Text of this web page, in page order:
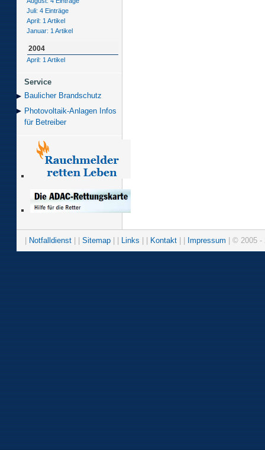
Juli: 4 Einträge
April: 1 Artikel
Januar: 1 Artikel
2004
April: 1 Artikel
Service
Baulicher Brand­schutz
Photovoltaik-Anlagen Infos
für Betreiber
Notfalldienst Sitemap Links Kontakt Impressum | © 2005 -